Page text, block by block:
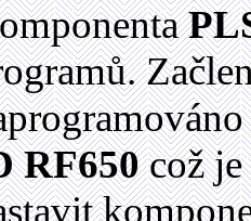
RF650což je